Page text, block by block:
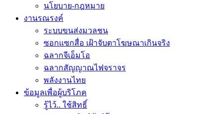
นโยบาย-กฎหมาย
งานรณรงค์
ระบบขนส่งมวลชน
ซอกแซกสื่อ เฝ้าจับตาโฆษณาเกินจริง
ฉลากจีเอ็มโอ
ฉลากสัญญาณไฟจราจร
พลังงานไทย
ข้อมูลเพื่อผู้บริโภค
รู้ไว้.. ใช้สิทธิ์